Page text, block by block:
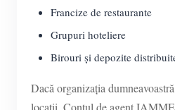
Francize de restaurante
Grupuri hoteliere
Birouri și depozite
Dacă organizația